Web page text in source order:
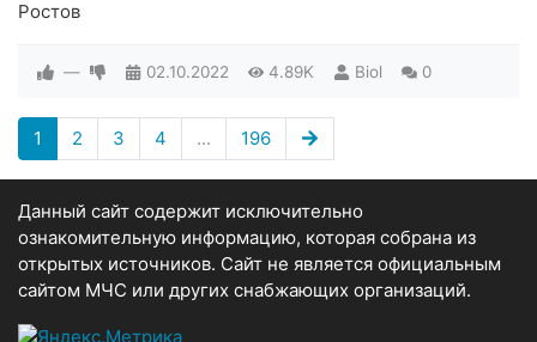
Ростов
— 02.10.2022 4.89K Biol 0
1 2 3 4 ... 196
Данный сайт содержит исключительно
ознакомительную информацию, которая собрана из
открытых источников. Сайт не является официальным
сайтом МЧС или других снабжающих организаций.